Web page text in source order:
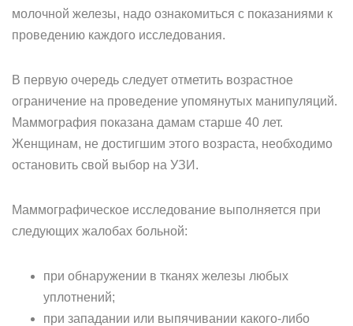
молочной железы, надо ознакомиться с показаниями к
проведению каждого исследования.
В первую очередь следует отметить возрастное
ограничение на проведение упомянутых манипуляций.
Маммография показана дамам старше 40 лет.
Женщинам, не достигшим этого возраста, необходимо
остановить свой выбор на УЗИ.
Маммографическое исследование выполняется при
следующих жалобах больной:
при обнаружении в тканях железы любых
уплотнений;
при западании или выпячивании какого-либо